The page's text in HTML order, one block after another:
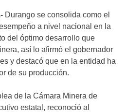
Durango se consolida como el
a nivel nacional en la
del óptimo desarrollo que
así lo afirmó el gobernador
y destacó que en la entidad ha
de su producción.
de la Cámara Minera de
estatal, reconoció al